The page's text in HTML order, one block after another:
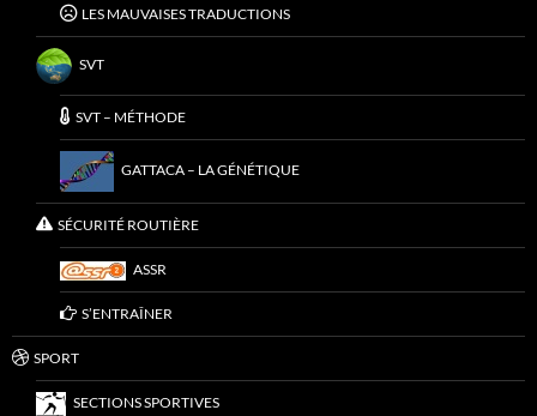
LES MAUVAISES TRADUCTIONS
SVT
SVT – MÉTHODE
GATTACA – LA GÉNÉTIQUE
SÉCURITÉ ROUTIÈRE
ASSR
S’ENTRAÎNER
SPORT
SECTIONS SPORTIVES